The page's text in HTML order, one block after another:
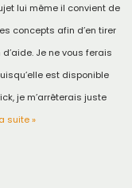
lui même il convient de
concepts afin d’en tirer
Je ne vous ferais
est disponible
je m’arrêterais juste
suite »